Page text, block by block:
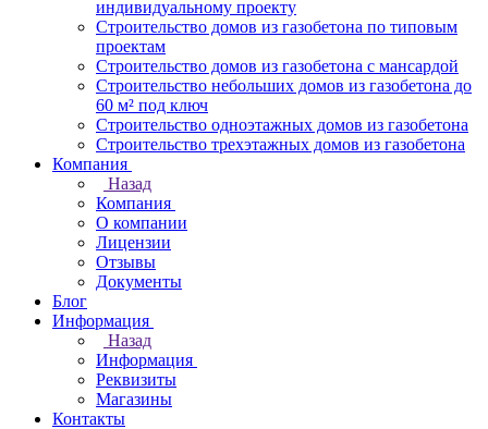
индивидуальному проекту
Строительство домов из газобетона по типовым
проектам
Строительство домов из газобетона с мансардой
Строительство небольших домов из газобетона до
60 м² под ключ
Строительство одноэтажных домов из газобетона
Строительство трехэтажных домов из газобетона
Компания
Назад
Компания
О компании
Лицензии
Отзывы
Документы
Блог
Информация
Назад
Информация
Реквизиты
Магазины
Контакты